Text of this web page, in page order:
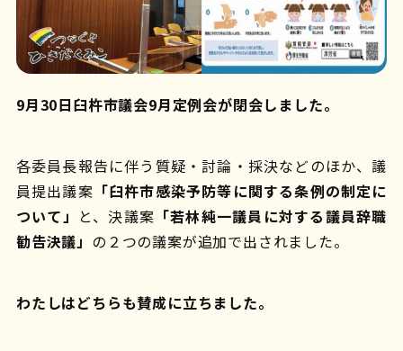
9月30日臼杵市議会9月定例会が閉会しました。
各委員長報告に伴う質疑・討論・採決などのほか、議
員提出議案 「臼杵市感染予防等に関する条例の制定に
ついて」 と、決議案 「若林純一議員に対する議員辞職
勧告決議」 の２つの議案が追加で出されました。
わたしはどちらも賛成に立ちました。